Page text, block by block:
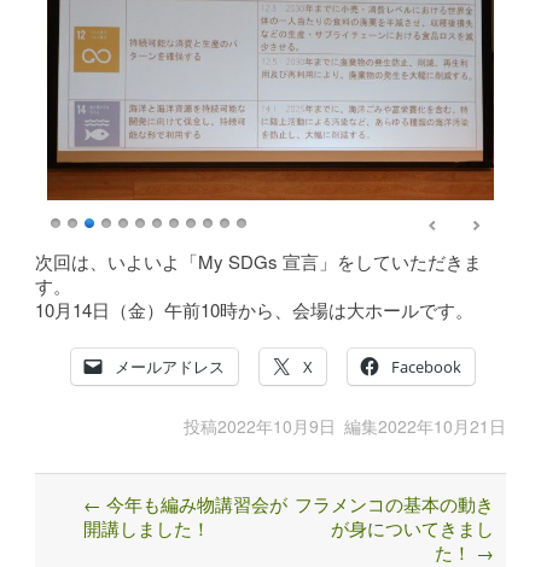
次回は、いよいよ「My SDGs 宣言」をしていただきま
す。
10月14日（金）午前10時から、会場は大ホールです。
メールアドレス X Facebook
投稿2022年10月9日 編集2022年10月21日
Post
navigation
← 今年も編み物講習会が
開講しました！
フラメンコの基本の動き
が身についてきまし
た！ →